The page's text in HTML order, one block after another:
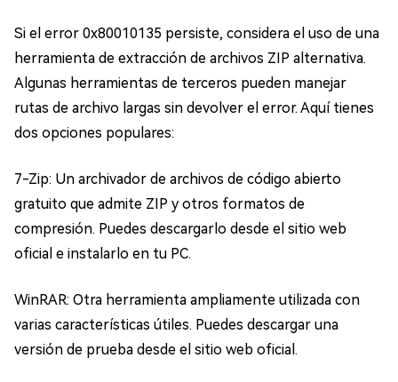
Si el error 0x80010135 persiste, considera el uso de una
herramienta de extracción de archivos ZIP alternativa.
Algunas herramientas de terceros pueden manejar
rutas de archivo largas sin devolver el error. Aquí tienes
dos opciones populares:
7-Zip: Un archivador de archivos de código abierto
gratuito que admite ZIP y otros formatos de
compresión. Puedes descargarlo desde el sitio web
oficial e instalarlo en tu PC.
WinRAR: Otra herramienta ampliamente utilizada con
varias características útiles. Puedes descargar una
versión de prueba desde el sitio web oficial.